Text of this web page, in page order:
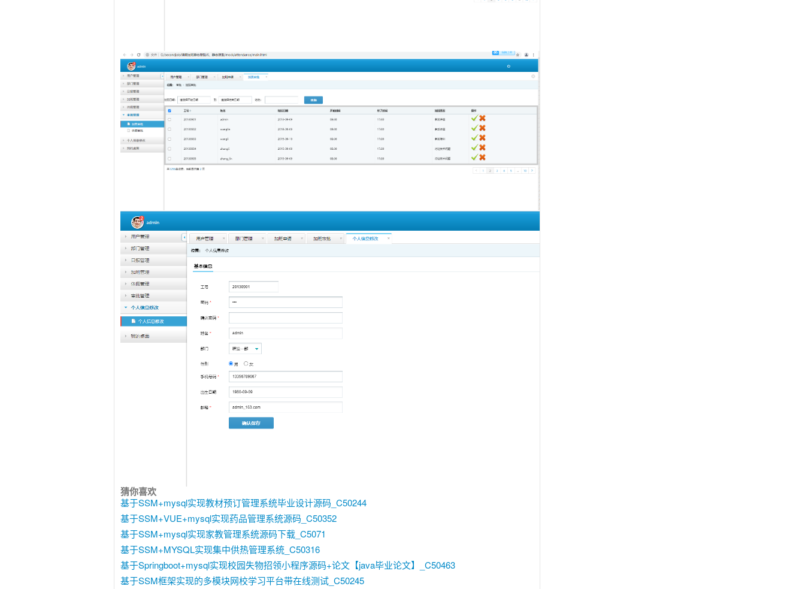
猜你喜欢
基于SSM+mysql实现教材预订管理系统毕业设计源码_C50244
基于SSM+VUE+mysql实现药品管理系统源码_C50352
基于SSM+mysql实现家教管理系统源码下载_C5071
基于SSM+MYSQL实现集中供热管理系统_C50316
基于Springboot+mysql实现校园失物招领小程序源码+论文【java毕业论文】_C50463
基于SSM框架实现的多模块网校学习平台带在线测试_C50245